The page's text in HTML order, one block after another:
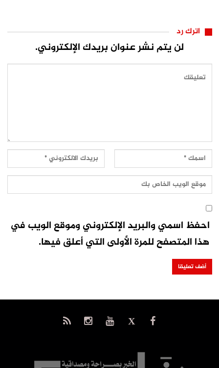
اترك رد
لن يتم نشر عنوان بريدك الإلكتروني.
احفظ اسمي والبريد الإلكتروني وموقع الويب في
هذا المتصفح للمرة الأولى التي أعلق فيها.